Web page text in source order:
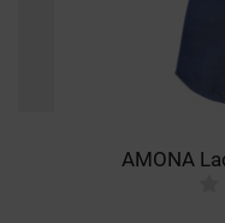
AMONA